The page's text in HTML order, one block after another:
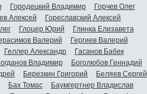
Городецкий Владимир
Горчев Олег
Алексей
Гореславский Алексей
Глоцер Юрий
Глинка Елизавета
Валерий
Гергиев Валерий
Геллер Александр
Гасанов Бабек
Владимир
Боголюбов Геннадий
Березкин Григорий
Беляев Сергей
Бах Томас
Баумгертнер Владислав